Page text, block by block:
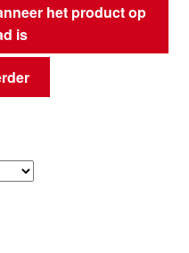
het product op
is